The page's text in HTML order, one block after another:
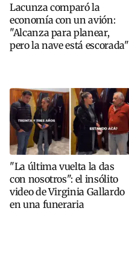
Lacunza comparó la
economía con un avión:
"Alcanza para planear,
pero la nave está escorada"
"La última vuelta la das
con nosotros": el insólito
video de Virginia Gallardo
en una funeraria